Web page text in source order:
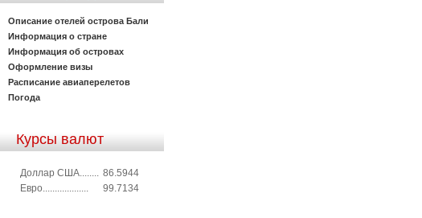
Описание отелей острова Бали
Информация о стране
Информация об островах
Оформление визы
Расписание авиаперелетов
Погода
Курсы валют
Доллар США........ 86.5944
Евро...................
99.7134